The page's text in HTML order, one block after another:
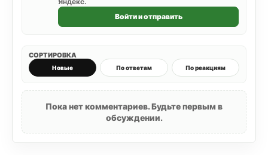
Войти и отправить
СОРТИРОВКА
Новые По ответам По реакциям
Пока нет комментариев. Будьте первым в
обсуждении.